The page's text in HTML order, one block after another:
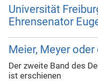
Universität
Ehrensenator
Meier, Meyer
Der zweite Band des
ist erschienen